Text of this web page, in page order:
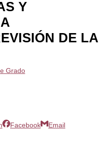
Y
DE LA
Grado
Facebook
Email